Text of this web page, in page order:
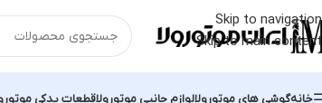
Skip to navigation
Skip to main content
خانهگوشی های موتورولالوازم جانبی موتورولاقطعات یدکی